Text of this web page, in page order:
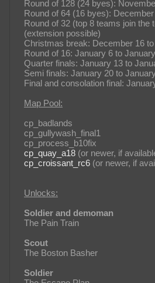
Round of 128 (24 byes):
Round of 64 (16 byes):
Round of 32 (top 8 teams join
(extension possible)
Christmas break: December 16
Round of 16: January 6 to
Quarter finals: January 13 to
Semi finals: January 20 to
Final and consolation final:
Map Pool:
cp_badlands
cp_gullywash_final1
cp_process_b10fix
cp_quay_a18 (or newer, if
cp_croissant_rc6 (or newer, if
Unlocks:
Soldier and demoman
The Pain Train
Scout
The Boston Basher
Soldier